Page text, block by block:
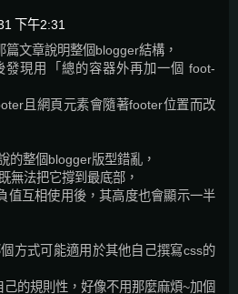
下午2:31
篇文章說明整個blogger結構，
發現用「總的容器外再加一個 foot-
且網頁元素會隨著footer位置而改
的整個blogger版型錯亂，
無法把它撐到最底部，
值互相使用後，其高度也會顯示一半
方式可能適用於其他自己撰寫css的
的規則性，好像不用那麼麻煩~加個